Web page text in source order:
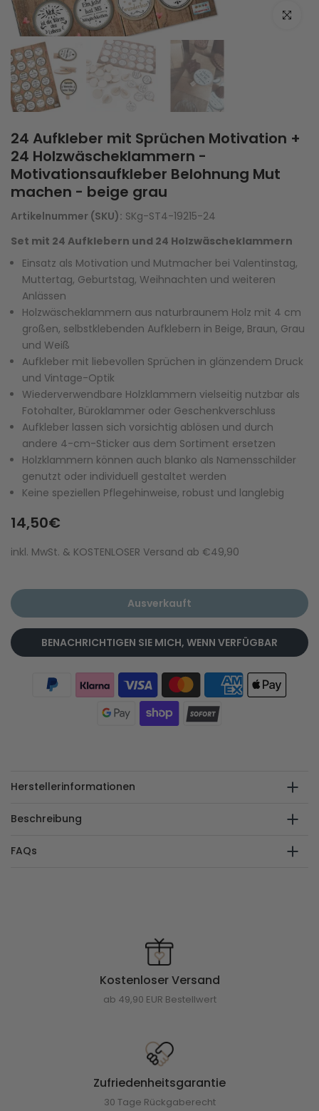
Zum
24 Aufkleber mit Sprüchen Motivation +
24 Holzwäscheklammern -
Motivationsaufkleber Belohnung Mut
machen - beige grau
Artikelnummer (SKU): SKg-ST4-19215-24
Set mit 24 Aufklebern und 24 Holzwäscheklammern
Einsatz als Motivation und Mutmacher bei Valentinstag,
Muttertag, Geburtstag, Weihnachten und weiteren
Anlässen
Holzwäscheklammern aus naturbraunem Holz mit 4 cm
großen, selbstklebenden Aufklebern in Beige, Braun, Grau
und Weiß
Aufkleber mit liebevollen Sprüchen in glänzendem Druck
und Vintage-Optik
Wiederverwendbare Holzklammern vielseitig nutzbar als
Fotohalter, Büroklammer oder Geschenkverschluss
Aufkleber lassen sich vorsichtig ablösen und durch
andere 4-cm-Sticker aus dem Sortiment ersetzen
Holzklammern können auch blanko als Namensschilder
genutzt oder individuell gestaltet werden
Keine speziellen Pflegehinweise, robust und langlebig
14,50€
inkl. MwSt. & KOSTENLOSER Versand ab €49,90
Ausverkauft
BENACHRICHTIGEN SIE MICH, WENN VERFÜGBAR
Herstellerinformationen
Beschreibung
FAQs
Kostenloser Versand
ab 49,90 EUR Bestellwert
Zufriedenheitsgarantie
30 Tage Rückgaberecht